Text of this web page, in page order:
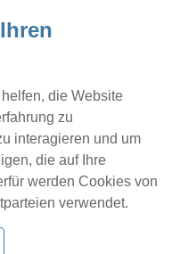
die Website
zu
interagieren und um
die auf Ihre
werden Cookies von
verwendet.
eintragen Profil